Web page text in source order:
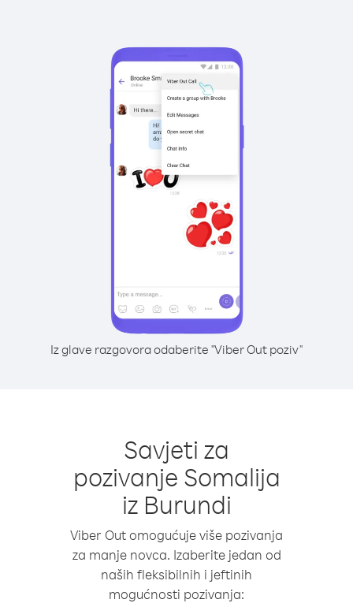
Iz glave razgovora odaberite "Viber Out poziv"
Savjeti za
pozivanje Somalija
iz Burundi
Viber Out omogućuje više pozivanja
za manje novca. Izaberite jedan od
naših fleksibilnih i jeftinih
mogućnosti pozivanja: